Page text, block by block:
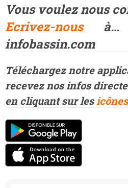
Vous voulez nous
Ecrivez-nousà…
infobassin.com
Téléchargez notre
recevez nos infos
en cliquant sur lesicônes